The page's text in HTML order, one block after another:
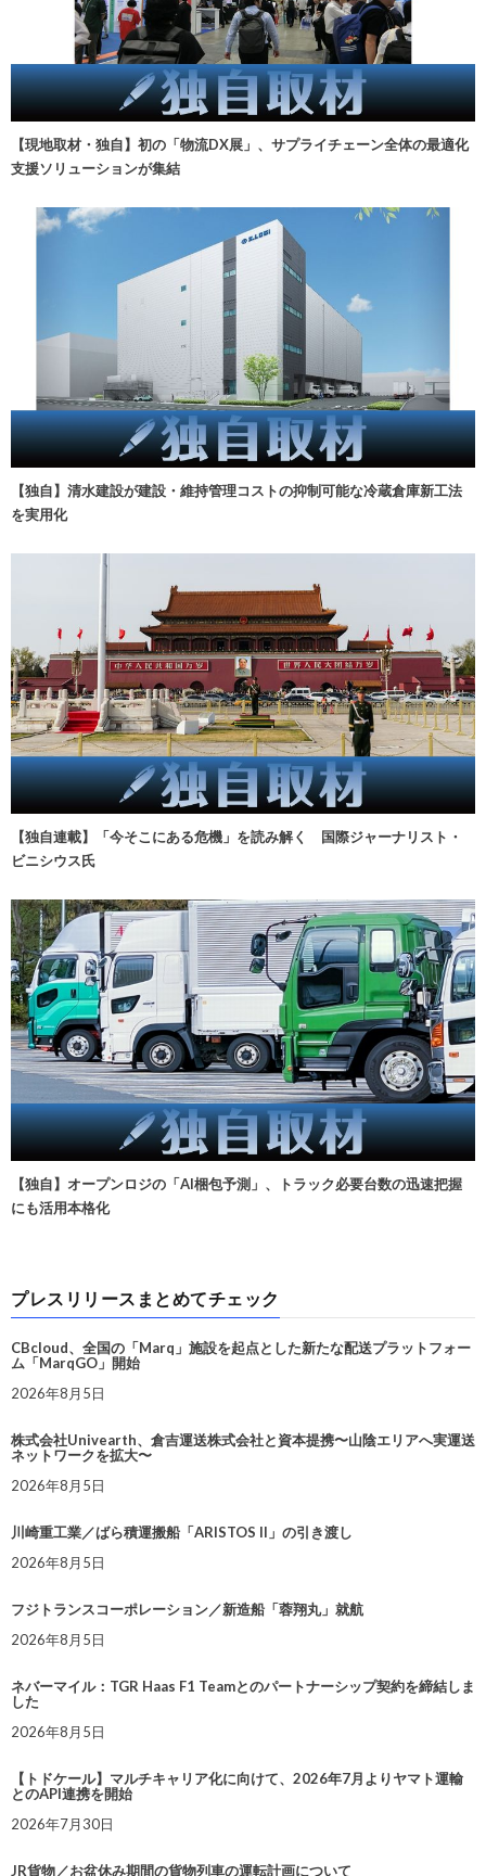
【現地取材・独自】初の「物流DX展」、サプライチェーン全体の最適化
支援ソリューションが集結
【独自】清水建設が建設・維持管理コストの抑制可能な冷蔵倉庫新工法
を実用化
【独自連載】「今そこにある危機」を読み解く 国際ジャーナリスト・
ビニシウス氏
【独自】オープンロジの「AI梱包予測」、トラック必要台数の迅速把握
にも活用本格化
プレスリリースまとめてチェック
CBcloud、全国の「Marq」施設を起点とした新たな配送プラットフォー
ム「MarqGO」開始
2026年8月5日
株式会社Univearth、倉吉運送株式会社と資本提携〜山陰エリアへ実運送
ネットワークを拡大〜
2026年8月5日
川崎重工業／ばら積運搬船「ARISTOS II」の引き渡し
2026年8月5日
フジトランスコーポレーション／新造船「蓉翔丸」就航
2026年8月5日
ネバーマイル：TGR Haas F1 Teamとのパートナーシップ契約を締結しま
した
2026年8月5日
【トドケール】マルチキャリア化に向けて、2026年7月よりヤマト運輸
とのAPI連携を開始
2026年7月30日
JR貨物／お盆休み期間の貨物列車の運転計画について